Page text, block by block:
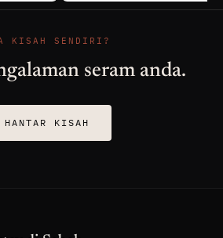
KISAH SENDIRI?
seram anda.
HANTAR KISAH